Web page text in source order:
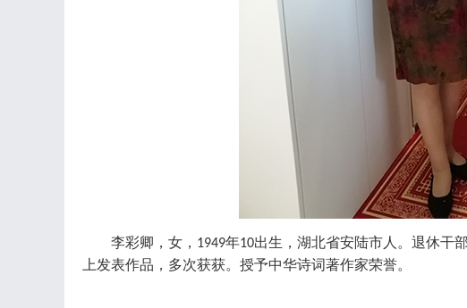
李彩卿，女， 1949年10出生，湖北省安陆市人。退休干
上发表作品，多次获获。授予中华诗词著作家荣誉。